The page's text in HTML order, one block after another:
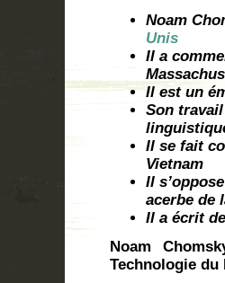
Noam
Unis
Il a
Il est un
Son
Il se fait
Vietnam
Il
acerbe de
Il a écrit
Noam
Technologie du